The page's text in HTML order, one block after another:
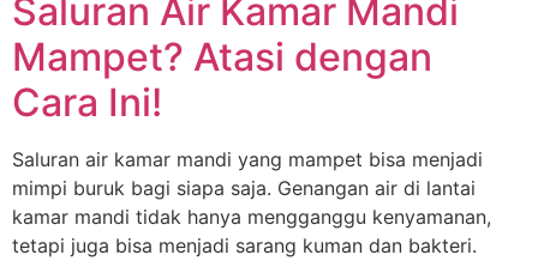
Saluran Air Kamar Mandi
Mampet? Atasi dengan
Cara Ini!
Saluran air kamar mandi yang mampet bisa menjadi
mimpi buruk bagi siapa saja. Genangan air di lantai
kamar mandi tidak hanya mengganggu kenyamanan,
tetapi juga bisa menjadi sarang kuman dan bakteri.